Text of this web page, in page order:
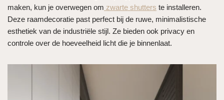
maken, kun je overwegen om zwarte shutters te installeren.
Deze raamdecoratie past perfect bij de ruwe, minimalistische
esthetiek van de industriële stijl. Ze bieden ook privacy en
controle over de hoeveelheid licht die je binnenlaat.